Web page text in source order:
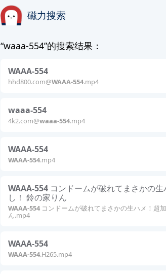
磁力搜索
“waaa-554”的搜索结果：
WAAA-554
hhd800.com@WAAA-554.mp4
waaa-554
4k2.com@waaa-554.mp4
WAAA-554
WAAA-554.mp4
WAAA-554 コンドームが破れてまさかの
し！ 鈴の家りん
WAAA-554 コンドームが破れてまさかの生ハメ！超
ん.mp4
WAAA-554
WAAA-554.H265.mp4